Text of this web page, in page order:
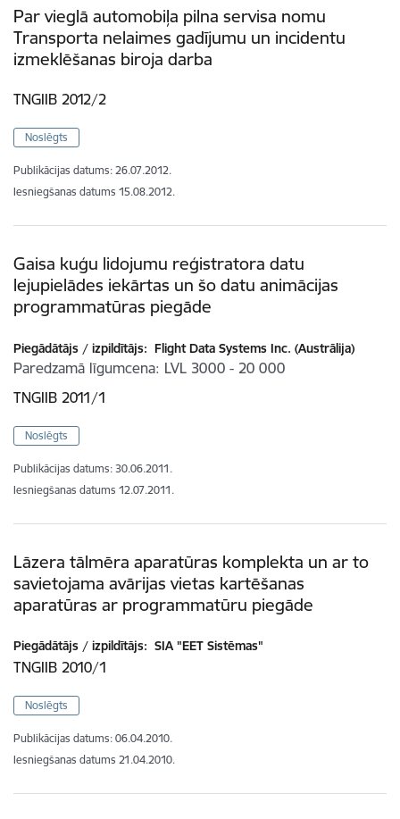
Par vieglā automobiļa pilna servisa nomu
Transporta nelaimes gadījumu un incidentu
izmeklēšanas biroja darba
TNGIIB 2012/2
Noslēgts
Publikācijas datums: 26.07.2012.
Iesniegšanas datums 15.08.2012.
Gaisa kuģu lidojumu reģistratora datu
lejupielādes iekārtas un šo datu animācijas
programmatūras piegāde
Piegādātājs / izpildītājs: Flight Data Systems Inc. (Austrālija)
Paredzamā līgumcena LVL 3000 - 20 000
TNGIIB 2011/1
Noslēgts
Publikācijas datums: 30.06.2011.
Iesniegšanas datums 12.07.2011.
Lāzera tālmēra aparatūras komplekta un ar to
savietojama avārijas vietas kartēšanas
aparatūras ar programmatūru piegāde
Piegādātājs / izpildītājs: SIA "EET Sistēmas"
TNGIIB 2010/1
Noslēgts
Publikācijas datums: 06.04.2010.
Iesniegšanas datums 21.04.2010.